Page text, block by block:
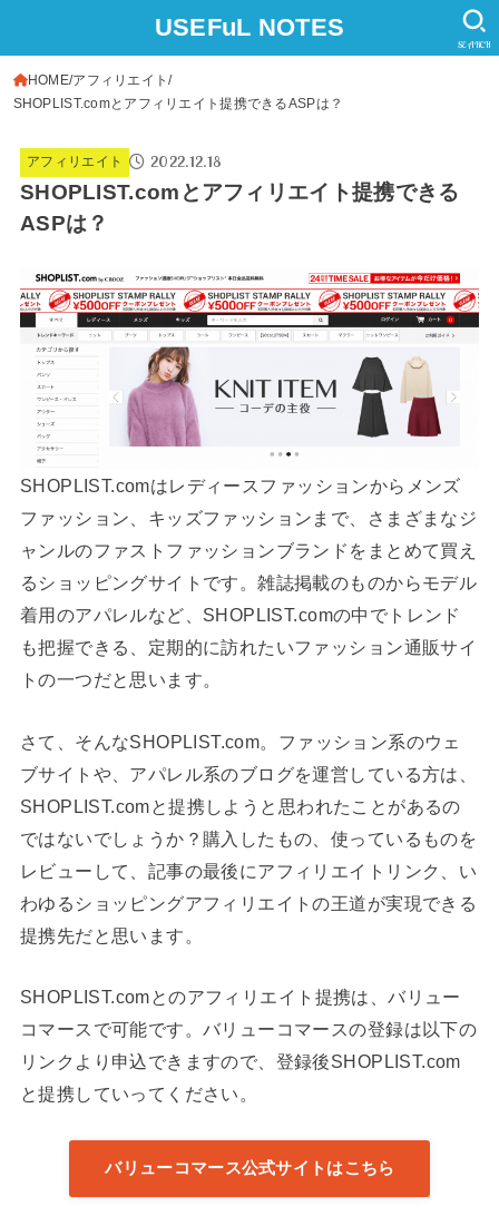
USEFuL NOTES
SEARCH
HOME アフィリエイト
SHOPLIST.comとアフィリエイト提携できるASPは？
アフィリエイト 2022.12.18
SHOPLIST.comとアフィリエイト提携できる
ASPは？
SHOPLIST.comはレディースファッションからメンズ
ファッション、キッズファッションまで、さまざまなジ
ャンルのファストファッションブランドをまとめて買え
るショッピングサイトです。雑誌掲載のものからモデル
着用のアパレルなど、SHOPLIST.comの中でトレンド
も把握できる、定期的に訪れたいファッション通販サイ
トの一つだと思います。
さて、そんなSHOPLIST.com。ファッション系のウェ
ブサイトや、アパレル系のブログを運営している方は、
SHOPLIST.comと提携しようと思われたことがあるの
ではないでしょうか？購入したもの、使っているものを
レビューして、記事の最後にアフィリエイトリンク、い
わゆるショッピングアフィリエイトの王道が実現できる
提携先だと思います。
SHOPLIST.comとのアフィリエイト提携は、バリュー
コマースで可能です。バリューコマースの登録は以下の
リンクより申込できますので、登録後SHOPLIST.com
と提携していってください。
バリューコマース公式サイトはこちら